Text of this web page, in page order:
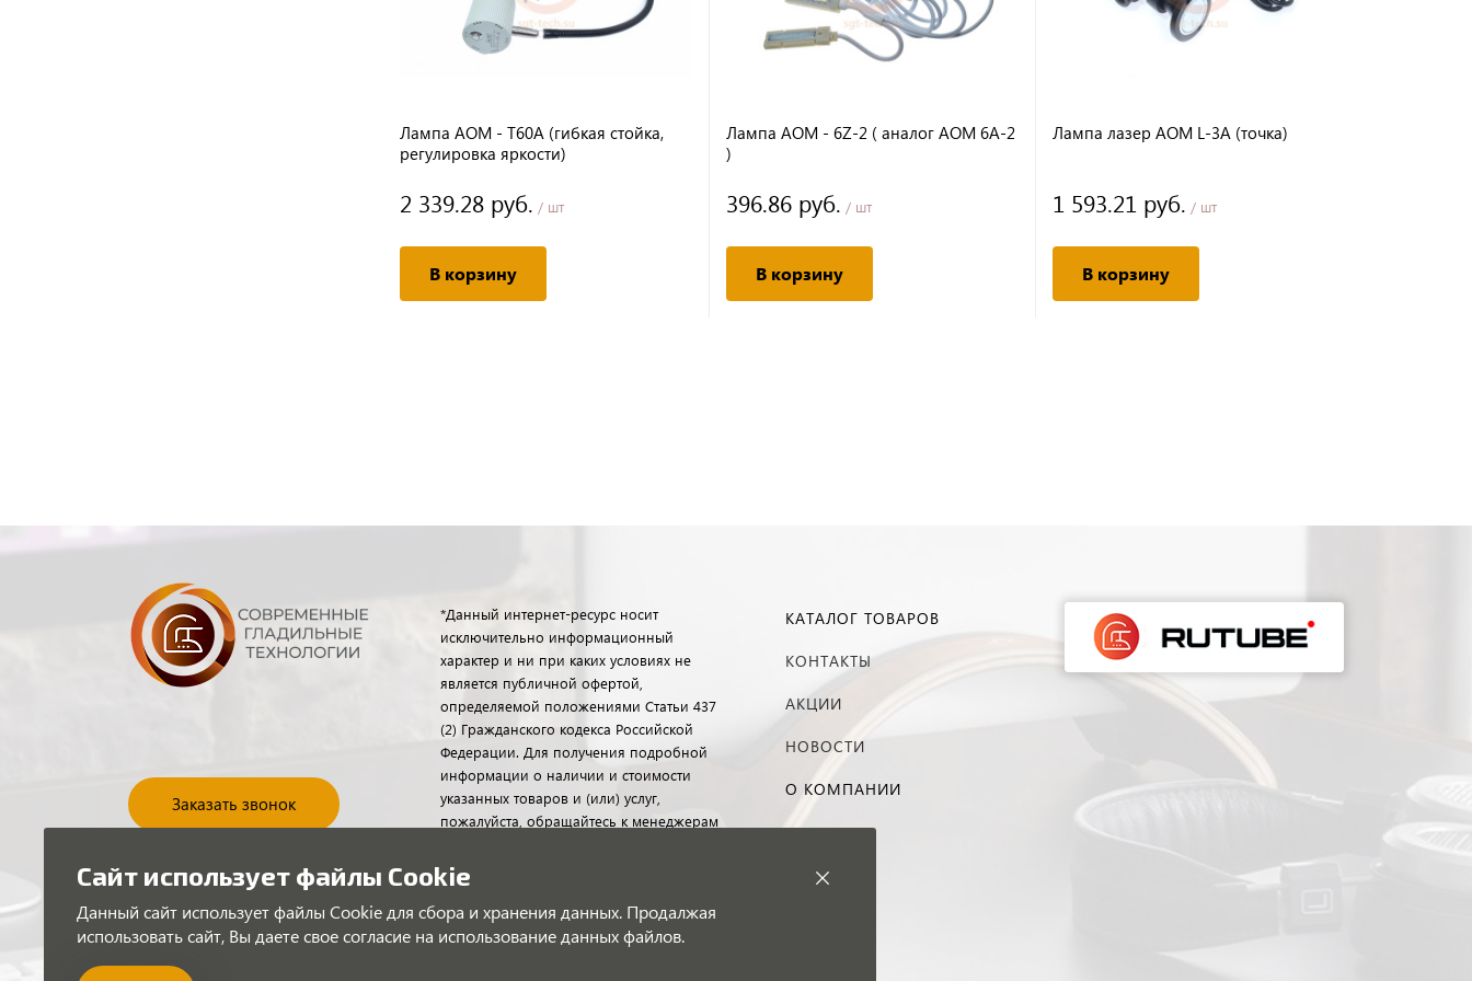
Лампа AOM - T60A (гибкая стойка,
регулировка яркости)
2 339.28 руб. / шт
В корзину
Лампа AOM - 6Z-2 ( аналог AOM 6A-2
)
396.86 руб. / шт
В корзину
Лампа лазер AOM L-3A (точка)
1 593.21 руб. / шт
В корзину
Заказать звонок
*Данный интернет-ресурс носит
исключительно информационный
характер и ни при каких условиях не
является публичной офертой,
определяемой положениями Статьи 437
(2) Гражданского кодекса Российской
Федерации. Для получения подробной
информации о наличии и стоимости
указанных товаров и (или) услуг,
пожалуйста, обращайтесь к менеджерам
помощью специальной формы связи
или по телефону.
© 2018-2026 ООО "Современные
КАТАЛОГ ТОВАРОВ
КОНТАКТЫ
АКЦИИ
НОВОСТИ
О КОМПАНИИ
Сайт использует файлы Cookie
Данный сайт использует файлы Cookie для сбора и хранения данных. Продалжая
использовать сайт, Вы даете свое согласие на использование данных файлов.